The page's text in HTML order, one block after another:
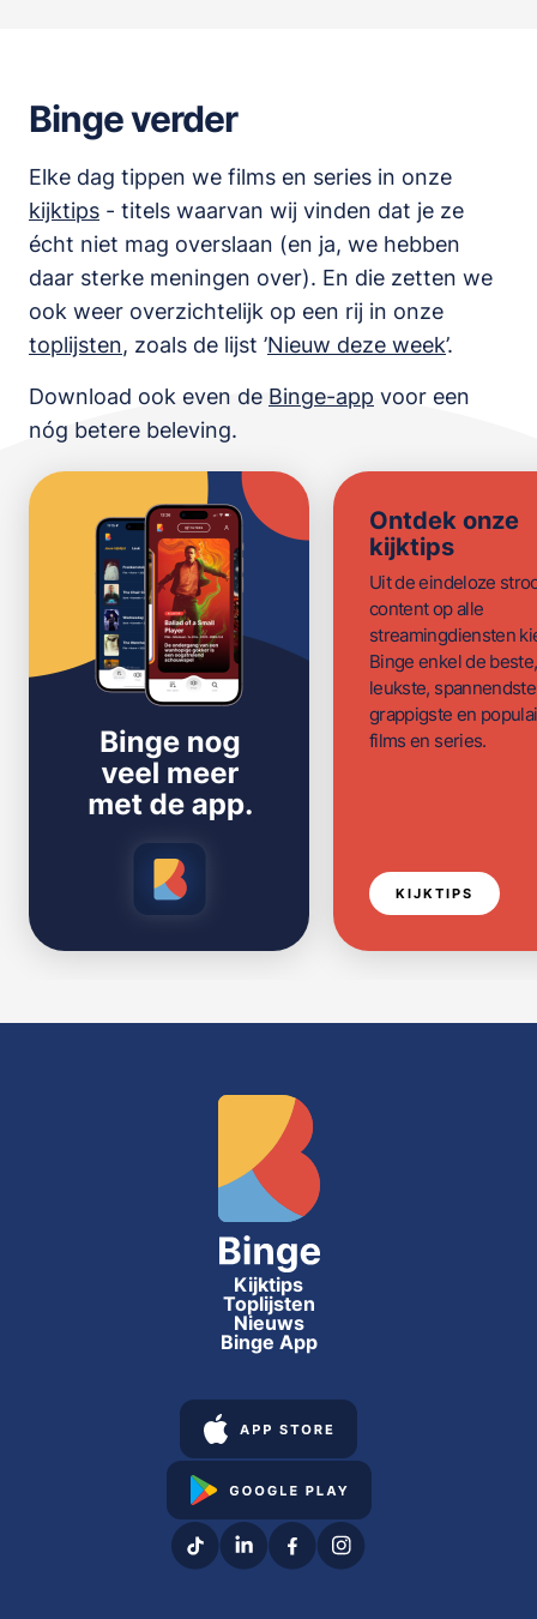
Binge verder
Elke dag tippen we films en series in onze
kijktips - titels waarvan wij vinden dat je ze
écht niet mag overslaan (en ja, we hebben
daar sterke meningen over). En die zetten we
ook weer overzichtelijk op een rij in onze
toplijsten, zoals de lijst ’Nieuw deze week’.
Download ook even de Binge-app voor een
nóg betere beleving.
Ontdek onze
kijktips
Uit de eindeloze
content op alle
streamingdiensten
Binge enkel de beste,
leukste,
grappigste en
films en series.
KIJKTIPS
Kijktips
Toplijsten
Nieuws
Binge App